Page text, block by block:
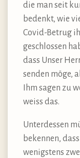
die man seit
bedenkt, wie
Covid-Betrug
geschlossen
dass Unser
senden möge,
Ihm sagen zu
weiss das.
Unterdessen
bekennen,
wenigstens